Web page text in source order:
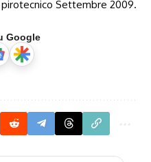
Settembre 2009.
Google